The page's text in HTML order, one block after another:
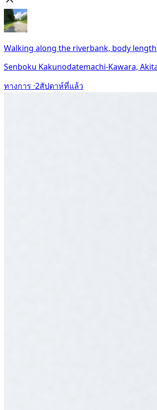
Walking along the riverbank, body
Senboku Kakunodatemachi-Kawara,
ทางการ ·2สัปดาห์ที่แล้ว